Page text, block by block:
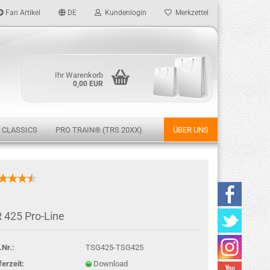
Fan Artikel DE Kundenlogin
vergessen?
Merkzettel
Ihr Warenkorb
0,00 EUR
PRO TRAIN® (TRS 20XX) ÜBER UNS
425 Pro-Line
TSG425-TSG425
Download